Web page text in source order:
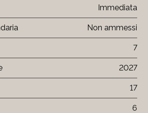
Immediata
Non ammessi
7
2027
17
6